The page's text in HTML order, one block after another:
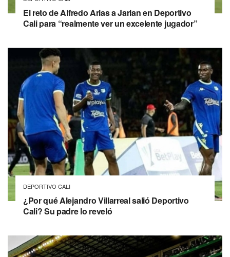
El reto de Alfredo Arias a Jarlan en Deportivo
Cali para “realmente ver un excelente jugador”
DEPORTIVO CALI
¿Por qué Alejandro Villarreal salió Deportivo
Cali? Su padre lo reveló